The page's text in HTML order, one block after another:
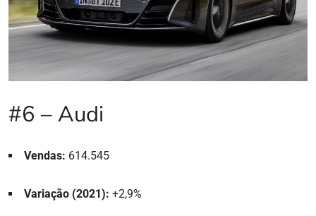
#6 – Audi
Vendas: 614.545
Variação (2021): +2,9%